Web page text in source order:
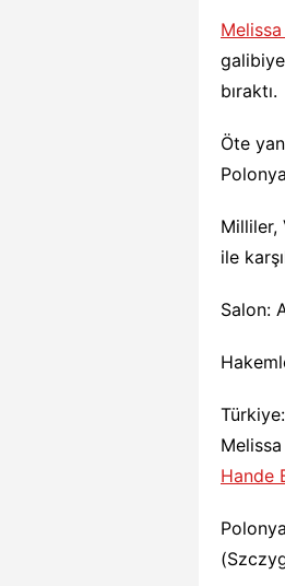
bıraktı.
Öte
Milliler,
ile
Salon:
Türkiye:
Hande